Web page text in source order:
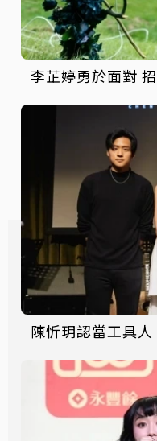
李芷婷勇於面對
陳忻玥認當工具